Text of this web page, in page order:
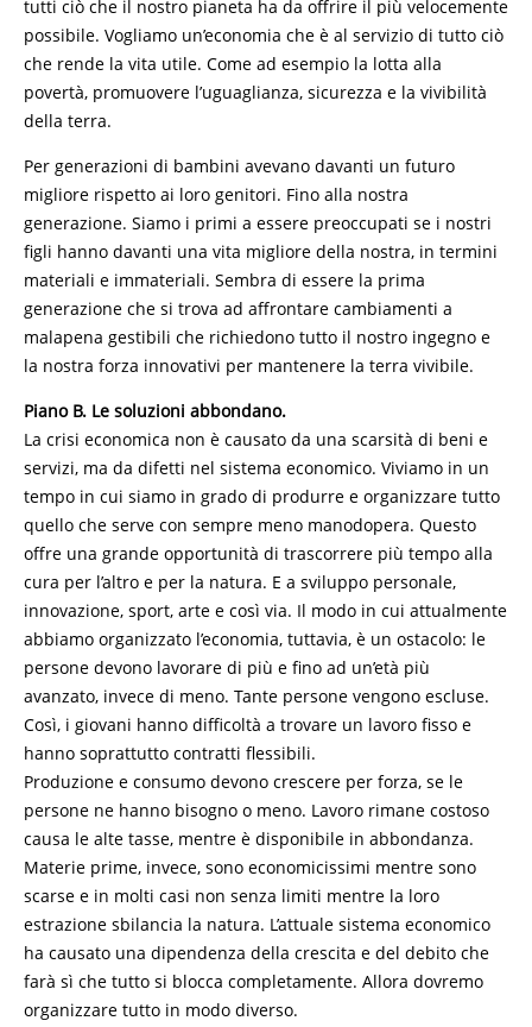
tutti ciò che il nostro pianeta ha da offrire il più velocemente
possibile. Vogliamo un’economia che è al servizio di tutto ciò
che rende la vita utile. Come ad esempio la lotta alla
povertà, promuovere l’uguaglianza, sicurezza e la vivibilità
della terra.
Per generazioni di bambini avevano davanti un futuro
migliore rispetto ai loro genitori. Fino alla nostra
generazione. Siamo i primi a essere preoccupati se i nostri
figli hanno davanti una vita migliore della nostra, in termini
materiali e immateriali. Sembra di essere la prima
generazione che si trova ad affrontare cambiamenti a
malapena gestibili che richiedono tutto il nostro ingegno e
la nostra forza innovativi per mantenere la terra vivibile.
Piano B. Le soluzioni abbondano.
La crisi economica non è causato da una scarsità di beni e
servizi, ma da difetti nel sistema economico. Viviamo in un
tempo in cui siamo in grado di produrre e organizzare tutto
quello che serve con sempre meno manodopera. Questo
offre una grande opportunità di trascorrere più tempo alla
cura per l’altro e per la natura. E a sviluppo personale,
innovazione, sport, arte e così via. Il modo in cui attualmente
abbiamo organizzato l’economia, tuttavia, è un ostacolo: le
persone devono lavorare di più e fino ad un’età più
avanzato, invece di meno. Tante persone vengono escluse.
Così, i giovani hanno difficoltà a trovare un lavoro fisso e
hanno soprattutto contratti flessibili.
Produzione e consumo devono crescere per forza, se le
persone ne hanno bisogno o meno. Lavoro rimane costoso
causa le alte tasse, mentre è disponibile in abbondanza.
Materie prime, invece, sono economicissimi mentre sono
scarse e in molti casi non senza limiti mentre la loro
estrazione sbilancia la natura. L’attuale sistema economico
ha causato una dipendenza della crescita e del debito che
farà sì che tutto si blocca completamente. Allora dovremo
organizzare tutto in modo diverso.